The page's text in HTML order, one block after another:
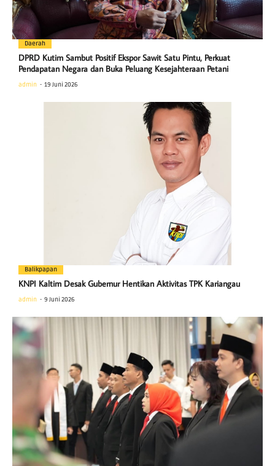
Daerah
DPRD Kutim Sambut Positif Ekspor Sawit Satu Pintu, Perkuat
Pendapatan Negara dan Buka Peluang Kesejahteraan Petani
admin 19 Juni 2026
Balikpapan
KNPI Kaltim Desak Gubernur Hentikan Aktivitas TPK Kariangau
admin 9 Juni 2026